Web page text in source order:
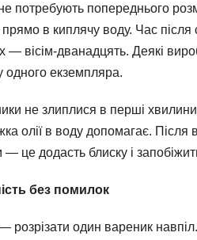
потребують попереднього
прямо в киплячу воду. Час
— вісім-дванадцять. Деякі
одного екземпляра.
не злиплися в перші
олії в воду допомагає. Після
це додасть блиску і
без помилок
розрізати один вареник